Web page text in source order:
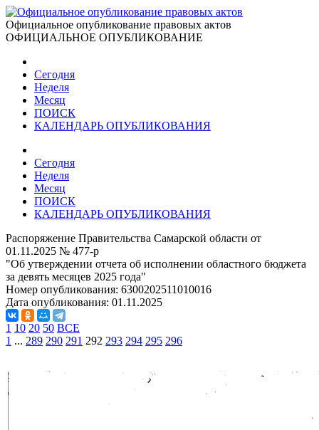
Официальное опубликование правовых актов
ОФИЦИАЛЬНОЕ ОПУБЛИКОВАНИЕ
Сегодня
Неделя
Месяц
ПОИСК
КАЛЕНДАРЬ ОПУБЛИКОВАНИЯ
Сегодня
Неделя
Месяц
ПОИСК
КАЛЕНДАРЬ ОПУБЛИКОВАНИЯ
Распоряжение Правительства Самарской области от
01.11.2025 № 477-р
"Об утверждении отчета об исполнении областного бюджета
за девять месяцев 2025 года"
Номер опубликования: 6300202511010016
Дата опубликования: 01.11.2025
1 10 20 50 ВСЕ
1 ... 289 290 291 292 293 294 295 296